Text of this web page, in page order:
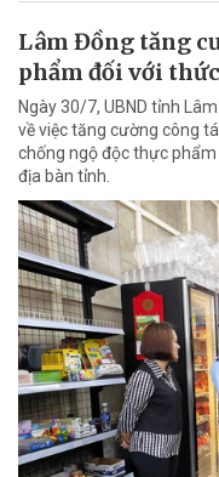
Lâm Đồng tăng
phẩm đối với
Ngày 30/7, UBND tỉnh
về việc tăng cường công
chống ngộ độc thực
địa bàn tỉnh.